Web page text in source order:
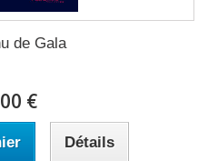
de Gala
€
Détails